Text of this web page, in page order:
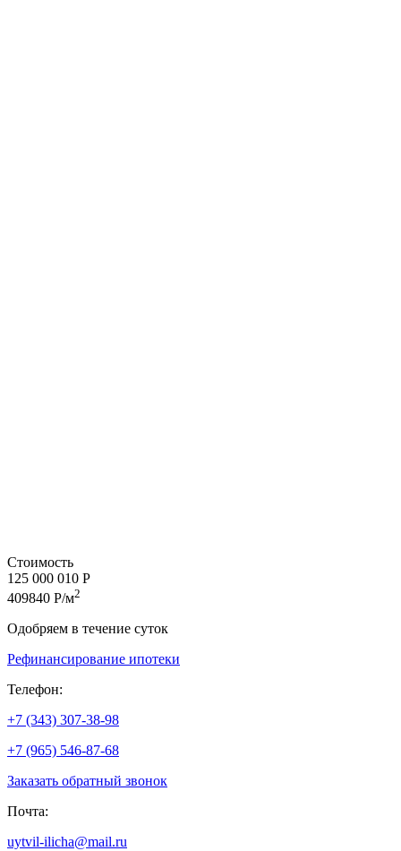
Стоимость
125 000 010 Р
409840 Р/м2
Одобряем в течение суток
Рефинансирование ипотеки
Телефон:
+7 (343) 307-38-98
+7 (965) 546-87-68
Заказать обратный звонок
Почта:
uytvil-ilicha@mail.ru